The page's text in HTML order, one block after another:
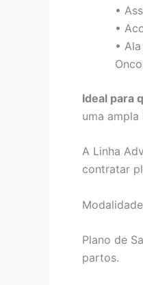
•
•
•
Ideal para
uma
A Linha
contratar
Plano de
partos.